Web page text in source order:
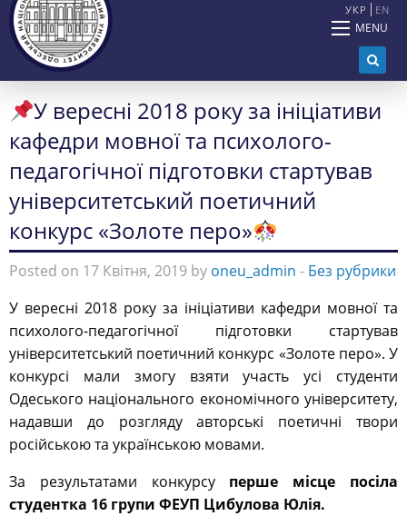
УКР EN
MENU
У вересні 2018 року за ініціативи
кафедри мовної та психолого-
педагогічної підготовки стартував
університетський поетичний
конкурс «Золоте перо»
Posted on 17 Квітня, 2019 by oneu_admin - Без рубрики
У вересні 2018 року за ініціативи кафедри мовної та
психолого-педагогічної підготовки стартував
університетський поетичний конкурс «Золоте перо». У
конкурсі мали змогу взяти участь усі студенти
Одеського національного економічного університету,
надавши до розгляду авторські поетичні твори
російською та українською мовами.
За результатами конкурсу перше місце посіла
студентка 16 групи ФЕУП Цибулова Юлія.